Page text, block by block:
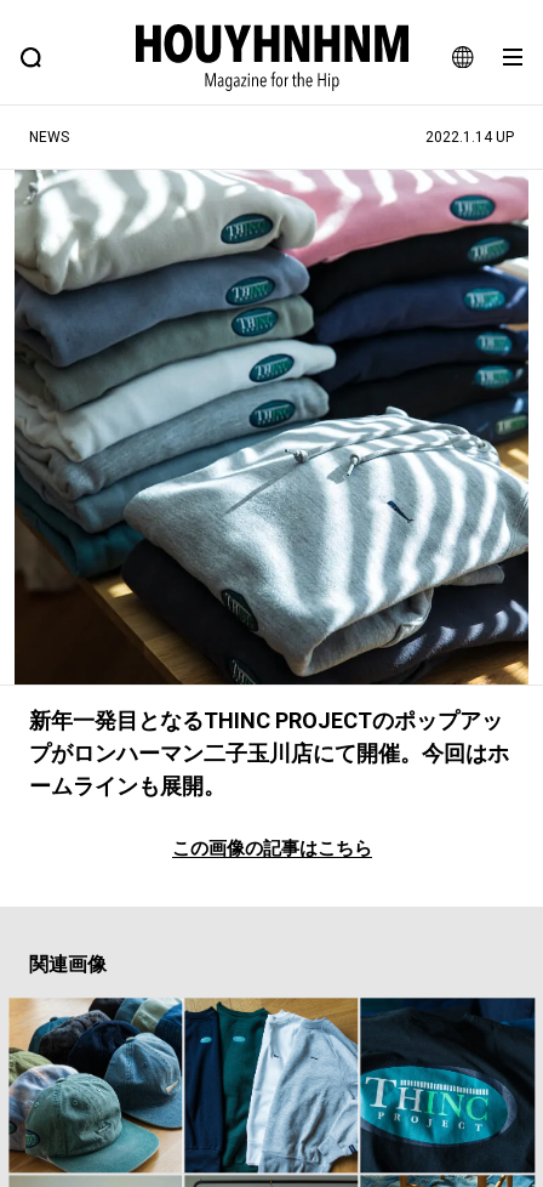
JA
EN
FEATURE BLOG SNAP
ヒップなファッション、カルチャー、ライフスタイルWEBマガジン
#注目のタグ
#SHOPPING ADDICT #憧れの逸品
#ESSENTIAL DESIGNS #古着サミット
#NEW VINTAGE #マイナーグッド図鑑
#路地裏てぃーん。 #MONTHLY JOURNAL
#GH 銘品の所以 #フイナムのYouTube
#Commune H #FOCUS IT #AH.H
#ととけん #FASHION #MUSIC #MOVIE
#LIFESTYLE #SNEAKER #OUTDOOR
#SPORTS #HANDSOME HANDBOOK
NEWS 2022.1.14 UP
新年一発目となるTHINC PROJECTのポップアッ
プがロンハーマン二子玉川店にて開催。今回はホ
ームラインも展開。
この画像の記事はこちら
関連画像